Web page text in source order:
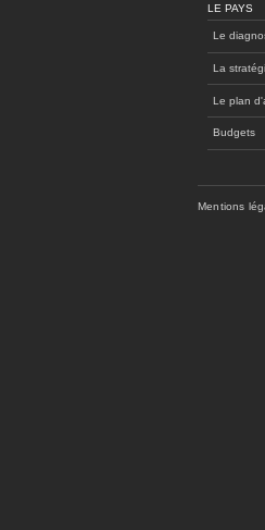
LE PAYS
Le
La
Le plan
Budgets
Mentions